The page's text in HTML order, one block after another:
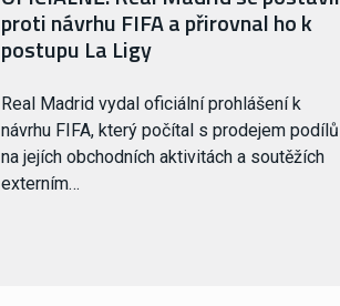
proti návrhu FIFA a přirovnal ho k
postupu La Ligy
Real Madrid vydal oficiální prohlášení k
návrhu FIFA, který počítal s prodejem podílů
na jejích obchodních aktivitách a soutěžích
externím…